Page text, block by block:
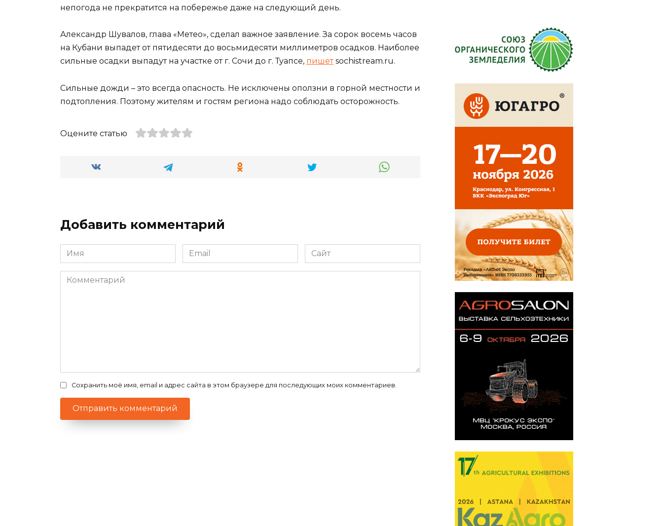
непогода не прекратится на побережье даже на следующий день.
Александр Шувалов, глава «Метео», сделал важное заявление. За сорок восемь часов
на Кубани выпадет от пятидесяти до восьмидесяти миллиметров осадков. Наиболее
сильные осадки выпадут на участке от г. Сочи до г. Туапсе, пишетsochistream.ru.
Сильные дожди – это всегда опасность. Не исключены оползни в горной местности и
подтопления. Поэтому жителям и гостям региона надо соблюдать осторожность.
Оцените статью
Добавить комментарий
Имя
*
Email
*
Сайт
Комментарий
Сохранить моё имя, email и адрес сайта в этом браузере для последующих моих комментариев.